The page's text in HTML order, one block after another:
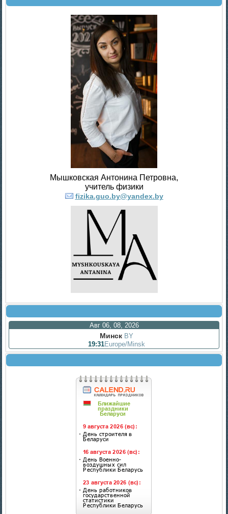
Мышковская Антонина Петровна,
учитель физики
fizika.guo.by@yandex.by
Авг 06, 08, 2026
Минск BY
19:31Europe/Minsk